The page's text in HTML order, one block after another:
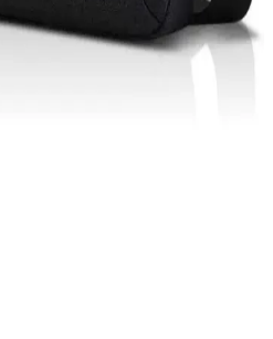
Seçimi ve Güvenlik
Rehber